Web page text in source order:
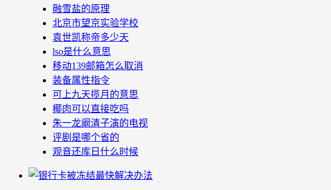
融雪盐的原理
北京市望京实验学校
袁世凯称帝多少天
lso是什么意思
移动139邮箱怎么取消
装备属性指令
可上九天揽月的意思
椰肉可以直接吃吗
朱一龙阚清子演的电视
评剧是哪个省的
观音还库日什么时候